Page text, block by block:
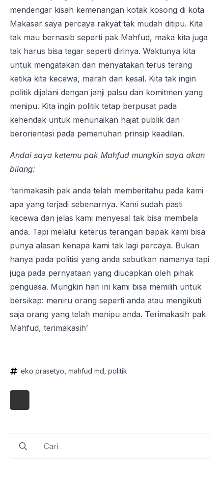
mendengar kisah kemenangan kotak kosong di kota
Makasar saya percaya rakyat tak mudah ditipu. Kita
tak mau bernasib seperti pak Mahfud, maka kita juga
tak harus bisa tegar seperti dirinya. Waktunya kita
untuk mengatakan dan menyatakan terus terang
ketika kita kecewa, marah dan kesal. Kita tak ingin
politik dijalani dengan janji palsu dan komitmen yang
menipu. Kita ingin politik tetap berpusat pada
kehendak untuk menunaikan hajat publik dan
berorientasi pada pemenuhan prinsip keadilan.
Andai saya ketemu pak Mahfud mungkin saya akan
bilang:
‘terimakasih pak anda telah memberitahu pada kami
apa yang terjadi sebenarnya. Kami sudah pasti
kecewa dan jelas kami menyesal tak bisa membela
anda. Tapi melalui keterus terangan bapak kami bisa
punya alasan kenapa kami tak lagi percaya. Bukan
hanya pada politisi yang anda sebutkan namanya tapi
juga pada pernyataan yang diucapkan oleh pihak
penguasa. Mungkin hari ini kami bisa memilih untuk
bersikap: meniru orang seperti anda atau mengikuti
saja orang yang telah menipu anda. Terimakasih pak
Mahfud, terimakasih’
eko prasetyo mahfud md politik
for: